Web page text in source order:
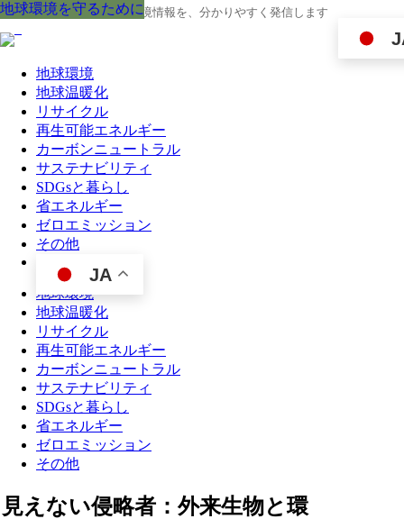
地球の今と未来に役立つ環境情報を、分かりやすく発信します
地球環境
地球温暖化
リサイクル
再生可能エネルギー
カーボンニュートラル
サステナビリティ
SDGsと暮らし
省エネルギー
ゼロエミッション
その他
JA
地球環境
地球温暖化
リサイクル
再生可能エネルギー
カーボンニュートラル
サステナビリティ
SDGsと暮らし
省エネルギー
ゼロエミッション
その他
見えない侵略者：外来生物と環
地球環境を守るために
地球環境を守るために
地球環境を守るために
地球環境を守るために
地球環境を守るために
地球環境を守るために
地球環境を守るために
地球環境を守るために
地球環境を守るために